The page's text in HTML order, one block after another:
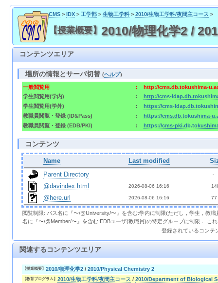
CMS> IDX> 工学部> 生物工学科> 2010/生物工学科/夜間主コース >
【授業概要】 2010/物理化学2 /
コンテンツエリア
場所の情報とサーバ切替(ヘルプ)
一般閲覧用 :
http://cms.db.tokushima-
学生閲覧用(学内)
:
http://cms-
学生閲覧用(学外)
:
https://cms-
教職員閲覧・登録 (ID&Pass)
:
https://cms.db.tokushima-
教職員閲覧・登録 (EDB/PKI)
: https://cms-
コンテンツ
Name Last modified
Parent Directory
  -
@davindex.html 2026-08-06 16:16
@here.url 2026-08-06 16:16 77
閲覧制限: パス名に『〜/@University/〜』を含む:学内に制限(ただし，学生，教
名に『〜/@Member/〜』を含む:EDBユーザ(教職員)の特定グループに制限． こ
登録されているコンテ
関連するコンテンツエリア
【授業概要】 2010/物理化学2 / 2010/Physical Chemistry 2
【教育プログラム】 2010/生物工学科/夜間主コース / 2010/Department of Biological